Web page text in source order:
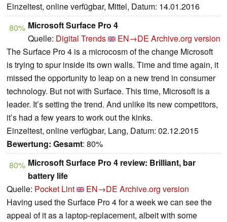
Einzeltest, online verfügbar, Mittel, Datum: 14.01.2016
80% Microsoft Surface Pro 4
Quelle: Digital Trends EN→DE Archive.org version
The Surface Pro 4 is a microcosm of the change Microsoft
is trying to spur inside its own walls. Time and time again, it
missed the opportunity to leap on a new trend in consumer
technology. But not with Surface. This time, Microsoft is a
leader. It’s setting the trend. And unlike its new competitors,
it’s had a few years to work out the kinks.
Einzeltest, online verfügbar, Lang, Datum: 02.12.2015
Bewertung: Gesamt: 80%
80% Microsoft Surface Pro 4 review: Brilliant, bar
battery life
Quelle: Pocket Lint EN→DE Archive.org version
Having used the Surface Pro 4 for a week we can see the
appeal of it as a laptop-replacement, albeit with some